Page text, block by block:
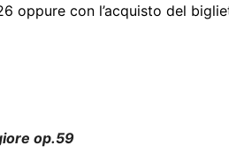
oppure con l’acquisto del
op.59